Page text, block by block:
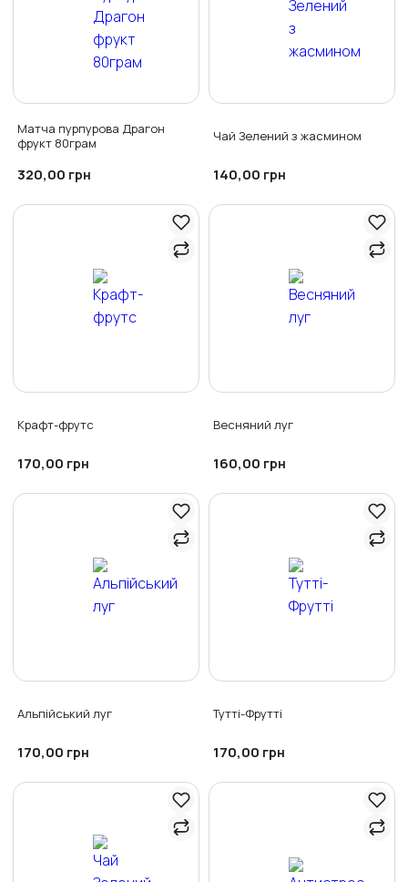
Матча пурпурова Драгон
фрукт 80грам
320,00 грн
Чай Зелений з жасмином
140,00 грн
Крафт-фрутс
170,00 грн
Весняний луг
160,00 грн
Альпійський луг
170,00 грн
Тутті-Фрутті
170,00 грн